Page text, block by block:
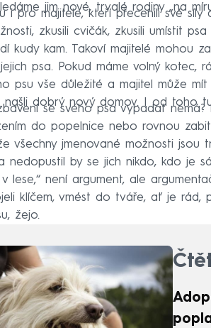
jim nové, trvalé rodiny „na
i pro majitele, kteří přecenili své síly
zkusili cvičák, zkusili umístit
kudy kam. Takoví majitelé mohou
psa. Pokud máme volný kotec,
psu vše důležité a majitel může
našli dobrý nový domov. I od toho
se svého psa vypadat nemá?
do popelnice nebo rovnou
všechny jmenované možnosti jsou
nedopustil by se jich nikdo, kdo je
lese,“ není argument, ale
klíčem, vmést do tváře, ať je rád,
žejo.